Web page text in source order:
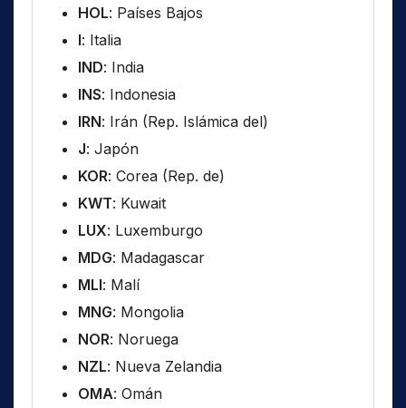
HOL: Países Bajos
I: Italia
IND: India
INS: Indonesia
IRN: Irán (Rep. Islámica del)
J: Japón
KOR: Corea (Rep. de)
KWT: Kuwait
LUX: Luxemburgo
MDG: Madagascar
MLI: Malí
MNG: Mongolia
NOR: Noruega
NZL: Nueva Zelandia
OMA: Omán